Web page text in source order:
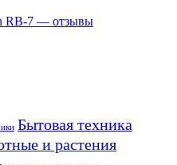
RB-7 — отзывы
Бытовая техника
и растения